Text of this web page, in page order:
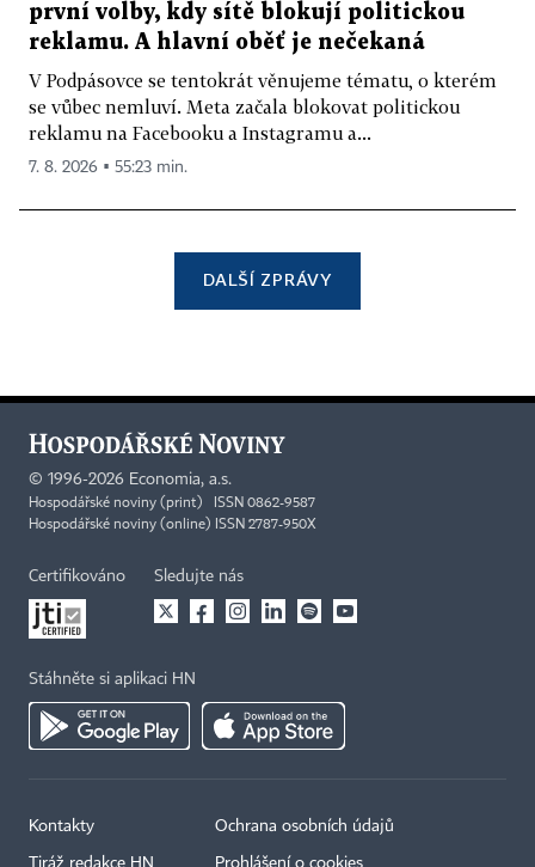
první volby, kdy sítě blokují politickou
reklamu. A hlavní oběť je nečekaná
V Podpásovce se tentokrát věnujeme tématu, o kterém
se vůbec nemluví. Meta začala blokovat politickou
reklamu na Facebooku a Instagramu a...
7. 8. 2026 ▪ 55:23 min.
DALŠÍ ZPRÁVY
© 1996-2026 Economia, a.s.
Hospodářské noviny (print) ISSN 0862-9587
Hospodářské noviny (online) ISSN 2787-950X
Certifikováno Sledujte nás
Stáhněte si aplikaci HN
Kontakty
Tiráž redakce HN
Ochrana osobních údajů
Prohlášení o cookies